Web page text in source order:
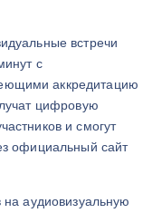
встречи
с
аккредитацию
цифровую
и смогут
официальный сайт
на аудиовизуальную